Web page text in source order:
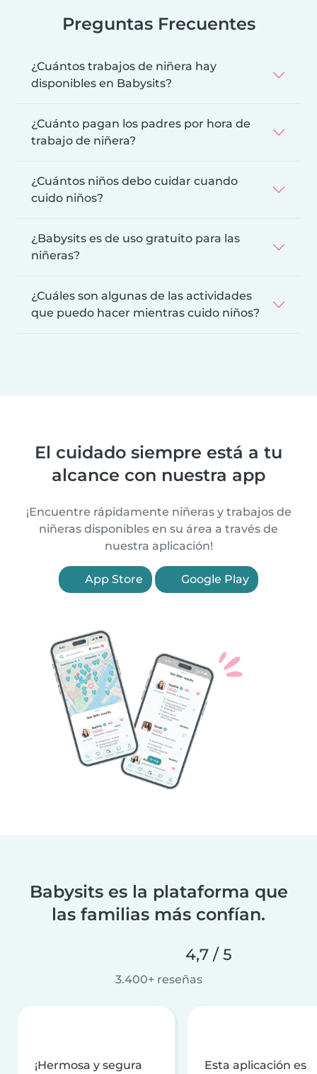
Preguntas Frecuentes
¿Cuántos trabajos de niñera hay
disponibles en Babysits?
¿Cuánto pagan los padres por hora de
trabajo de niñera?
¿Cuántos niños debo cuidar cuando
cuido niños?
¿Babysits es de uso gratuito para las
niñeras?
¿Cuáles son algunas de las actividades
que puedo hacer mientras cuido niños?
El cuidado siempre está a tu
alcance con nuestra app
¡Encuentre rápidamente niñeras y trabajos de
niñeras disponibles en su área a través de
nuestra aplicación!
App Store Google Play
Babysits es la plataforma que
las familias más confían.
4,7 / 5
3.400+ reseñas
¡Hermosa y segura
Esta aplicación es